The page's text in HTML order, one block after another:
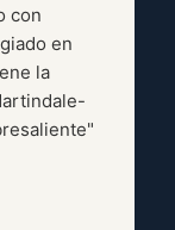
con
en
la